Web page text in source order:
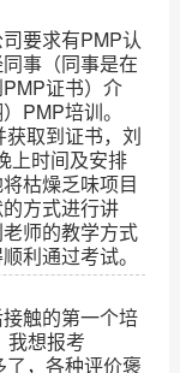
要求有PMP认
事（同事是在
证书）介
PMP培训。
取到证书，刘
上时间及安排
枯燥乏味项目
方式进行讲
师的教学方式
利通过考试。
触的第一个培
我想报考
，各种评价褒